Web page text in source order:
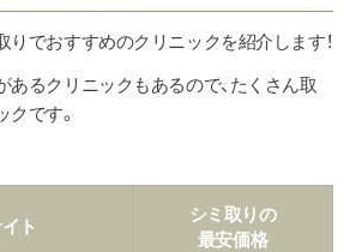
でおすすめのクリニックを紹介します！
あるクリニックもあるので、たくさん取
です。
ト
シミ取りの
最安価格